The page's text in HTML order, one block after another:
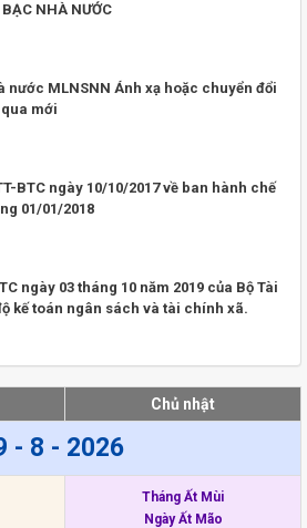
NHÀ NƯỚC
nước MLNSNN Ánh xạ hoặc chuyển đổi
mới
BTC ngày 10/10/2017 về ban hành chế
01/01/2018
ngày 03 tháng 10 năm 2019 của Bộ Tài
kế toán ngân sách và tài chính xã.
Chủ nhật
- 8 - 2026
Tháng Ất Mùi
Ngày Ất Mão